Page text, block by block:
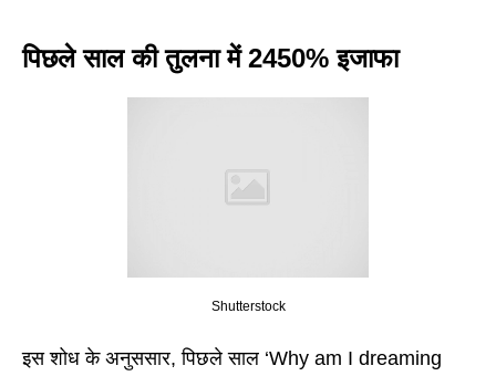
पिछले साल की तुलना में 2450% इजाफा
Shutterstock
इस शोध के अनुससार, पिछले साल ‘Why am I dreaming